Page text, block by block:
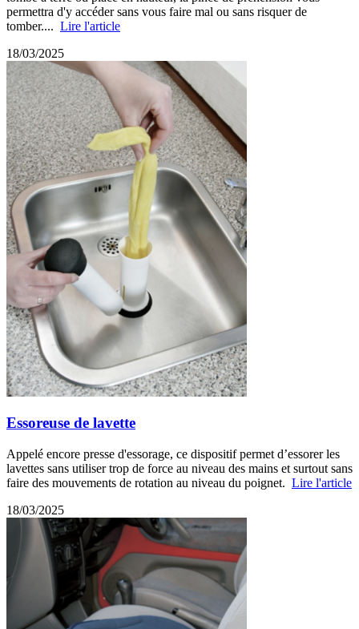
permettra d'y accéder sans vous faire mal ou sans risquer de
tomber.... Lire l'article
18/03/2025
Essoreuse de lavette
Appelé encore presse d'essorage, ce dispositif permet d’essorer les
lavettes sans utiliser trop de force au niveau des mains et surtout sans
faire des mouvements de rotation au niveau du poignet. Lire l'article
18/03/2025